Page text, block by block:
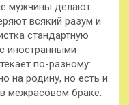
мужчины делают
всякий разум и
стандартную
иностранными
по-разному:
на родину, но есть и
межрасовом браке.